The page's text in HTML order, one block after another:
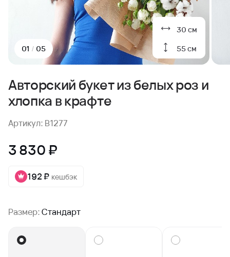
30 см
55 см
01 / 05
Авторский букет из белых роз и
хлопка в крафте
Артикул: B1277
3 830 ₽
192 ₽ кешбэк
Размер:Стандарт